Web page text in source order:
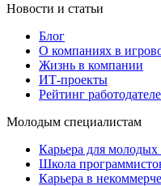
Новости и статьи
Блог
О компаниях в
Жизнь в компании
ИТ-проекты
Рейтинг
Молодым специалистам
Карьера для молодых
Школа
Карьера в